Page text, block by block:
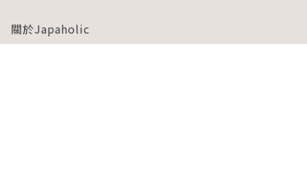
關於Japaholic